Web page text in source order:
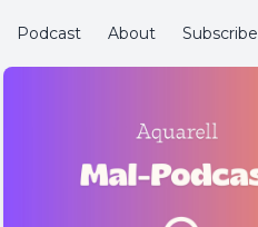
Podcast About Subscribe